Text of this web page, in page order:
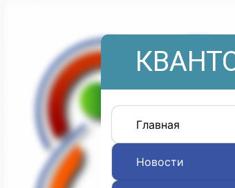
Главная
Новости